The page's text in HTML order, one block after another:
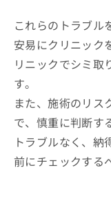
これらのトラブル
安易にクリニック
リニックでシミ取
す。
また、施術のリス
で、慎重に判断す
トラブルなく、
前にチェックする